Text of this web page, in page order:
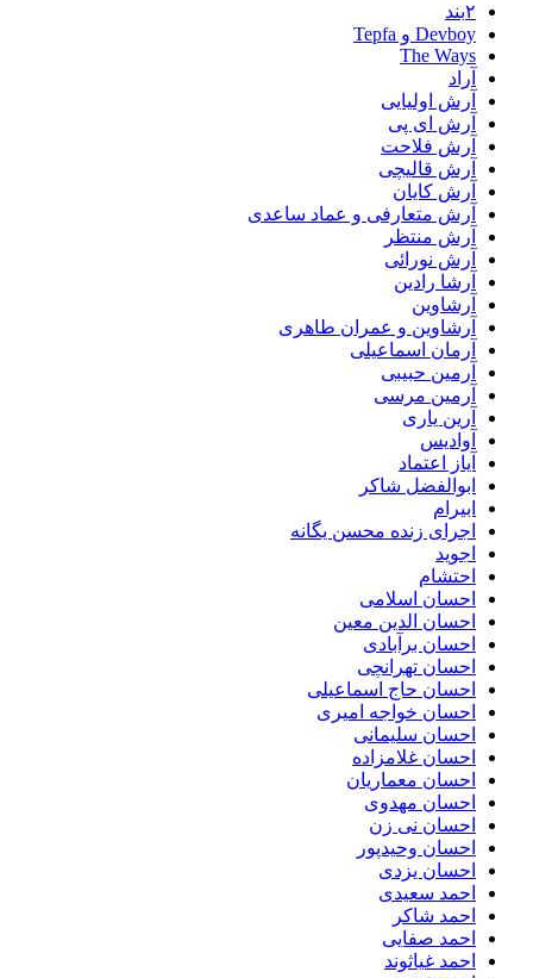
۲بند
Devboy و Tepfa
The Ways
آراد
آرش اولیایی
آرش ای پی
آرش فلاحت
آرش قالیچی
آرش کایان
آرش متعارفی و عماد ساعدی
آرش منتظر
آرش نورائی
آرشا رادین
آرشاوین
آرشاوین و عمران طاهری
آرمان اسماعیلی
آرمین حبیبی
آرمین مرسی
آرین یاری
آوادیس
آیاز اعتماد
ابوالفضل شاکر
ابیرام
اجرای زنده محسن یگانه
اجوید
احتشام
احسان اسلامی
احسان الدین معین
احسان برآبادی
احسان تهرانچی
احسان حاج اسماعیلی
احسان خواجه امیری
احسان سلیمانی
احسان غلامزاده
احسان معماریان
احسان مهدوی
احسان نی زن
احسان وحیدپور
احسان یزدی
احمد سعیدی
احمد شاکر
احمد صفایی
احمد غیاثوند